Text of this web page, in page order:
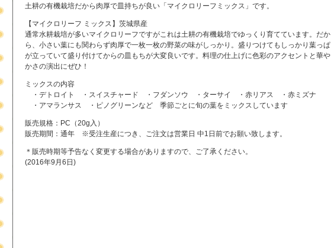
土耕の有機栽培だから肉厚で皿持ちが良い「マイクロリーフミックス」です。
【マイクロリーフ ミックス】茨城県産
通常水耕栽培が多いマイクロリーフですがこれは土耕の有機栽培でゆっくり育てています。だか
ら、小さい葉にも関わらず肉厚で一枚一枚の野菜の味がしっかり。盛りつけてもしっかり葉っぱ
が立っていて盛り付けてからの皿もちが大変良いです。料理の仕上げに色彩のアクセントと華や
かさの演出にぜひ！
ミックスの内容
・デトロイト ・スイスチャード ・フダンソウ ・ターサイ ・赤リアス ・赤ミズナ
・アマランサス ・ピノグリーンなど 季節ごとに旬の葉をミックスしています
販売規格：PC（20g入）
販売期間：通年 ※受注生産につき、ご注文は営業日 中1日前でお願い致します。
＊販売時期等予告なく変更する場合がありますので、ご了承ください。
(2016年9月6日)